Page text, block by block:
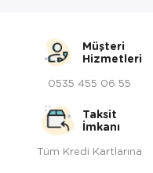
Müşteri
Hizmetleri
0535 455 06 55
Taksit
İmkanı
Tüm Kredi Kartlarına